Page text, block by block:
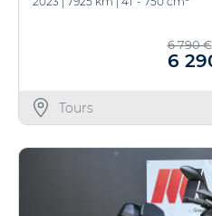
6 790 €
6
Tours